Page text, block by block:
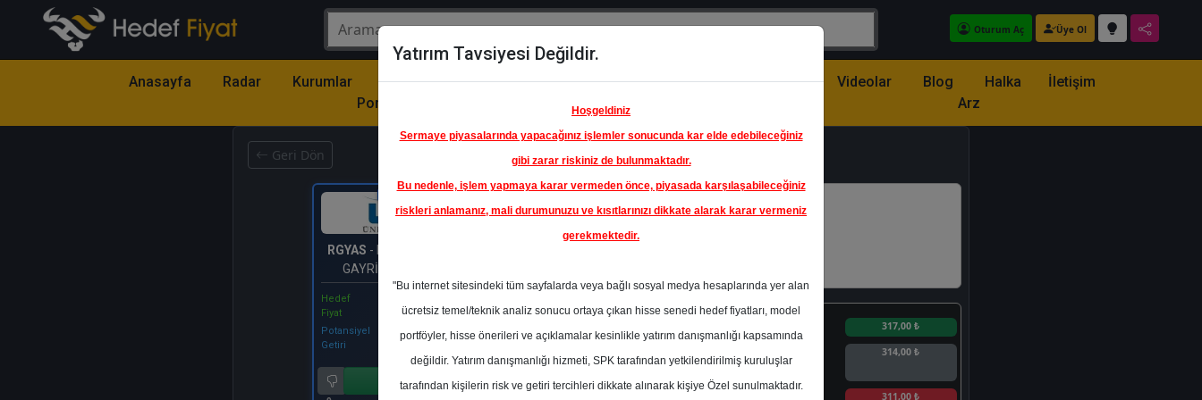
Oturum Aç Üye Ol
Anasayfa Radar Kurumlar
Model
Portföy
Hisse
Öne
Çıkanlar
Raporlar Partnerlerimiz Videolar Blog
Halka
Arz
İletişim
Geri Dön
RGYAS - RÖNESANS
GAYRİMENKUL
YATIRIM A.Ş.
Hedef
Fiyat
Potansiyel
Getiri
%0.00 En Yüksek Tahmin 317,00 ₺
Ortalama Fiyat
Tahmini
314,00 ₺
311,00 ₺
Yatırım Tavsiyesi Değildir.
Hoşgeldiniz
Sermaye piyasalarında yapacağınız işlemler sonucunda kar elde edebileceğiniz
gibi zarar riskiniz de bulunmaktadır.
Bu nedenle, işlem yapmaya karar vermeden önce, piyasada karşılaşabileceğiniz
riskleri anlamanız, mali durumunuzu ve kısıtlarınızı dikkate alarak karar vermeniz
gerekmektedir.
"Bu internet sitesindeki tüm sayfalarda veya bağlı sosyal medya hesaplarında yer alan
ücretsiz temel/teknik analiz sonucu ortaya çıkan hisse senedi hedef fiyatları, model
portföyler, hisse önerileri ve açıklamalar kesinlikle yatırım danışmanlığı kapsamında
değildir. Yatırım danışmanlığı hizmeti, SPK tarafından yetkilendirilmiş kuruluşlar
tarafından kişilerin risk ve getiri tercihleri dikkate alınarak kişiye Özel sunulmaktadır.